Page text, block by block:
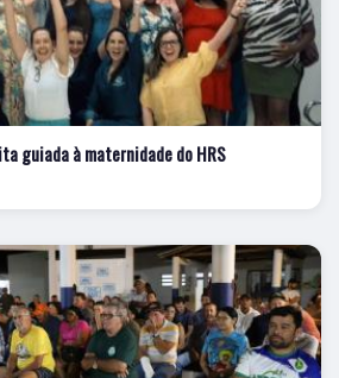
guiada à maternidade do HRS